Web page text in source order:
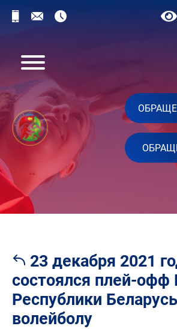
23 декабря 2021
состоялся плей-офф
Республики
волейболу